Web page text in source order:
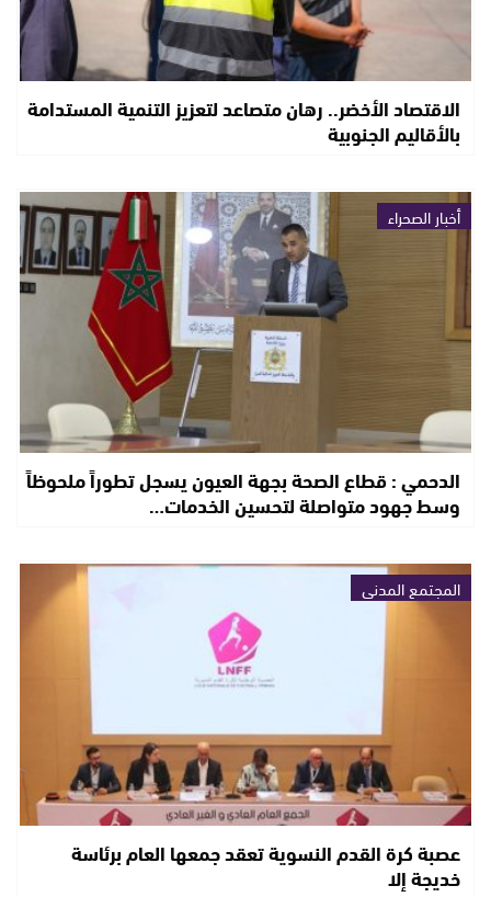
الاقتصاد الأخضر.. رهان متصاعد لتعزيز التنمية المستدامة
بالأقاليم الجنوبية
أخبار الصحراء
الدحمي : قطاع الصحة بجهة العيون يسجل تطوراً ملحوظاً
وسط جهود متواصلة لتحسين الخدمات…
المجتمع المدني
عصبة كرة القدم النسوية تعقد جمعها العام برئاسة
خديجة إلا